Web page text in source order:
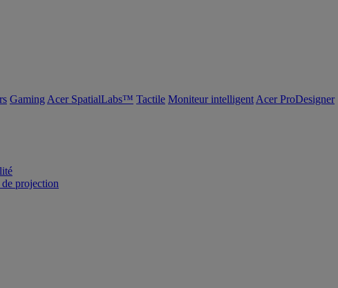
Gaming Acer SpatialLabs™ Tactile Moniteur intelligent Acer ProDesigner
projection